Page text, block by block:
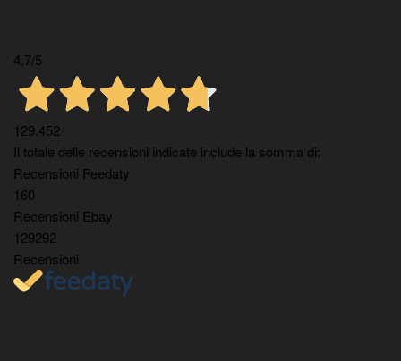
4,7/5
129.452
Il totale delle recensioni indicate include la somma di:
Recensioni Feedaty
160
Recensioni Ebay
129292
Recensioni